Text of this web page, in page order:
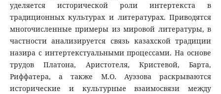
уделяется исторической роли интертекста в
традиционных культурах и литературах. Приводятся
многочисленные примеры из мировой литературы, в
частности анализируется связь казахской традиции
назира с интертекстуальными процессами. На основе
трудов Платона, Аристотеля, Кристевой, Барта,
Риффатера, а также М.О. Ауэзова раскрываются
исторические и культурные взаимосвязи между